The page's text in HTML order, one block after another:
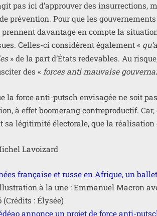
pas ici d’approuver des insur­rec­tions,
pré­ven­tion. Pour que les
prennent davan­tage en compte la
Celles-ci consi­dèrent éga­le­ment «
» de la part d’États rede­vables. Au
des «forces anti mau­vaise
la force anti-putsch envi­sa­gée ne soit
à effet boo­me­rang contre­pro­duc­tif.
sa légi­ti­mi­té élec­to­rale, que la réa­li­sa­tion
Lavoizard
fran­çaise et russe en Afrique, un
à la une : Emmanuel Macron
(Crédits : Élysée)
annonce un pro­jet de force anti-